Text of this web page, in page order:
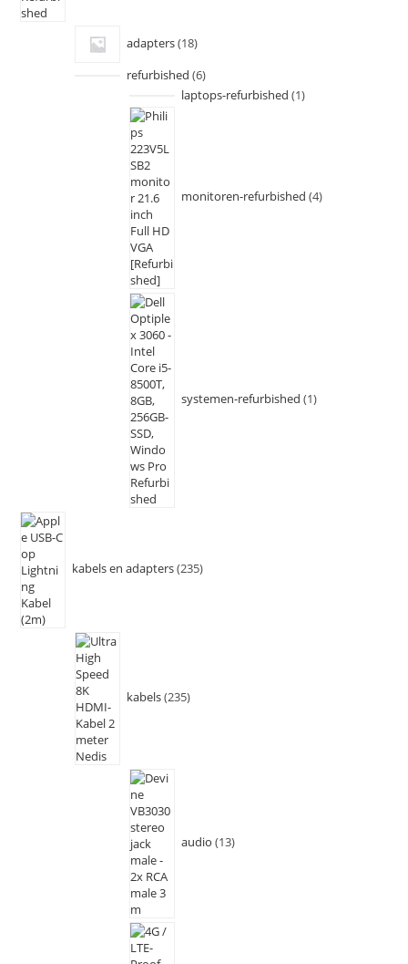
adapters 18
refurbished 6
laptops-refurbished 1
monitoren-refurbished 4
systemen-refurbished 1
kabels en adapters 235
kabels 235
audio 13